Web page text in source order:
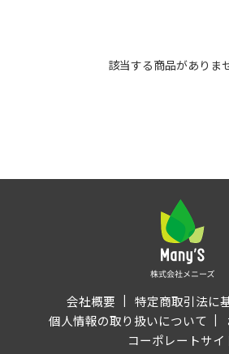
該当する商品がありま
会社概要
特定商取引法に
個人情報の取り扱いについて
コーポレートサイ